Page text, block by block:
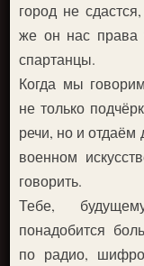
город не
же он нас права
спартанцы.
Когда мы
не только
речи, но и
военном
говорить.
Тебе,
понадобится
по радио,